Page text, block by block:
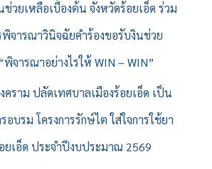
ช่วยเหลือเบื้องต้น จังหวัดร้อยเอ็ด ร่วม
จารณาวินิจฉัยคำร้องขอรับงินช่วย
จารณาอย่างไรให้ WIN – WIN”
ราม ปลัดเทศบาลเมืองร้อยเอ็ด เป็น
อบรม โครงการรักษ์ไต ใส่ใจการใช้ยา
ยเอ็ด ประจำปีงบประมาณ 2569